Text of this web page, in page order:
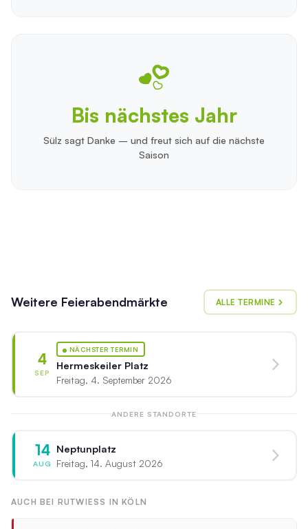
Bis nächstes Jahr
Sülz sagt Danke – und freut sich auf die nächste
Saison
Weitere Feierabendmärkte ALLE TERMINE
4
SEP
NÄCHSTER TERMIN
Hermeskeiler Platz
Freitag, 4. September 2026
ANDERE STANDORTE
14
AUG
Neptunplatz
Freitag, 14. August 2026
AUCH BEI RUTWIESS IN KÖLN